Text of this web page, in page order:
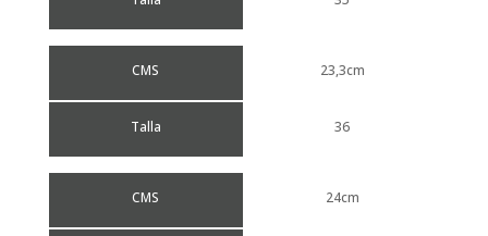
CMS
Talla
23,3cm
36
CMS 24cm